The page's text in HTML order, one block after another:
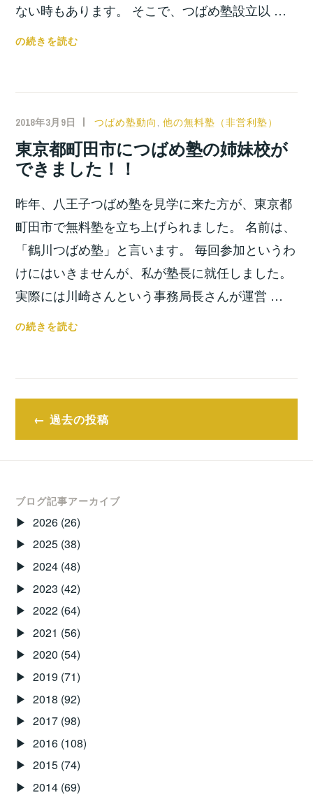
ない時もあります。 そこで、つばめ塾設立以 …
事
テ
ィ
グ
が
わ
れ
し
の続きを読む
2018年3月9日
小
宮
位
之
つばめ塾動向 ,他の無料塾（非営利塾）
東京都町田市につばめ塾の姉妹校が
できました！！
昨年、八王子つばめ塾を見学に来た方が、東京都
町田市で無料塾を立ち上げられました。 名前は、
「鶴川つばめ塾」と言います。 毎回参加というわ
けにはいきませんが、私が塾長に就任しました。
実際には川崎さんという事務局長さんが運営 …
東
田
塾
の
姉
妹
が
で
き
ま
し
の続きを読む
投
稿
ビ
ゲ
ー
シ
ョ
ン
過去の投稿
ブログ記事アーカイブ
2026 (26)
2025 (38)
2024 (48)
2023 (42)
2022 (64)
2021 (56)
2020 (54)
2019 (71)
2018 (92)
2017 (98)
2016 (108)
2015 (74)
2014 (69)